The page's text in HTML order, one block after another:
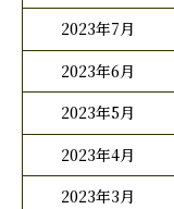
2023年7月
2023年6月
2023年5月
2023年4月
2023年3月